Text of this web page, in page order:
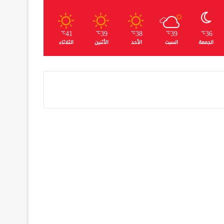
36
℃
الجمعة
39
℃
السبت
38
℃
الأحد
39
℃
الأثنين
41
℃
الثلاثاء